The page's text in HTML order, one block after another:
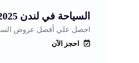
السياحة في لندن 2025
احصل علي أفصل عروض
احجز الآن